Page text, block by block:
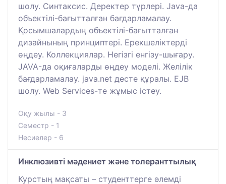
шолу. Синтаксис. Деректер түрлері. Java-да
объектілі-бағытталған бағдарламалау.
Қосымшалардың объектілі-бағытталған
дизайнының принциптері. Ерекшеліктерді
өңдеу. Коллекциялар. Негізгі енгізу-шығару.
JAVA-да оқиғаларды өңдеу моделі. Желілік
бағдарламалау. java.net десте құралы. EJB
шолу. Web Services-те жұмыс істеу.
Оқу жылы - 3
Семестр - 1
Несиелер - 6
Инклюзивті мәдениет және толеранттылық
Курстың мақсаты – студенттерге әлемді